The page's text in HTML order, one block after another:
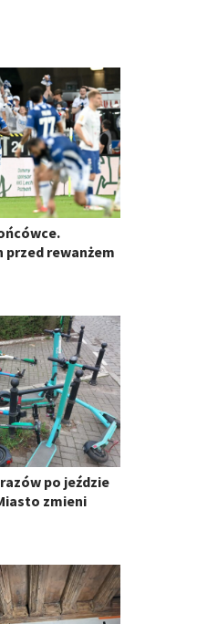
przed rewanżem
po jeździe
zmieni